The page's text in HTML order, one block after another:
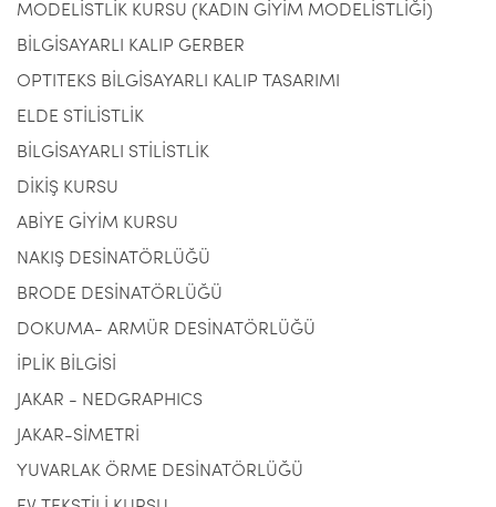
MODELİSTLİK KURSU (KADIN GİYİM MODELİSTLİĞİ)
BİLGİSAYARLI KALIP GERBER
OPTITEKS BİLGİSAYARLI KALIP TASARIMI
ELDE STİLİSTLİK
BİLGİSAYARLI STİLİSTLİK
DİKİŞ KURSU
ABİYE GİYİM KURSU
NAKIŞ DESİNATÖRLÜĞÜ
BRODE DESİNATÖRLÜĞÜ
DOKUMA- ARMÜR DESİNATÖRLÜĞÜ
İPLİK BİLGİSİ
JAKAR - NEDGRAPHICS
JAKAR-SİMETRİ
YUVARLAK ÖRME DESİNATÖRLÜĞÜ